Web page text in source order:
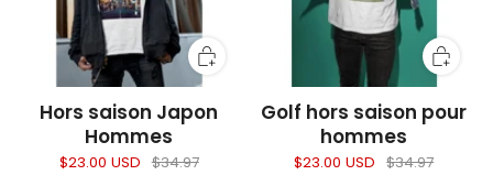
Hors saison Japon
Hommes
$23.00 USD $34.97
Golf hors saison pour
hommes
$23.00 USD $34.97